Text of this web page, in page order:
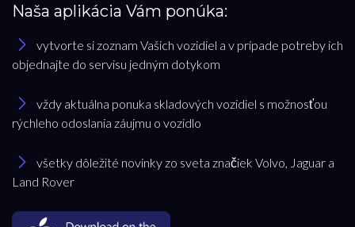
Naša aplikácia Vám ponúka:
vytvorte si zoznam Vašich vozidiel a v prípade potreby ich
objednajte do servisu jedným dotykom
vždy aktuálna ponuka skladových vozidiel s možnosťou
rýchleho odoslania záujmu o vozidlo
všetky dôležité novinky zo sveta značiek Volvo, Jaguar a
Land Rover